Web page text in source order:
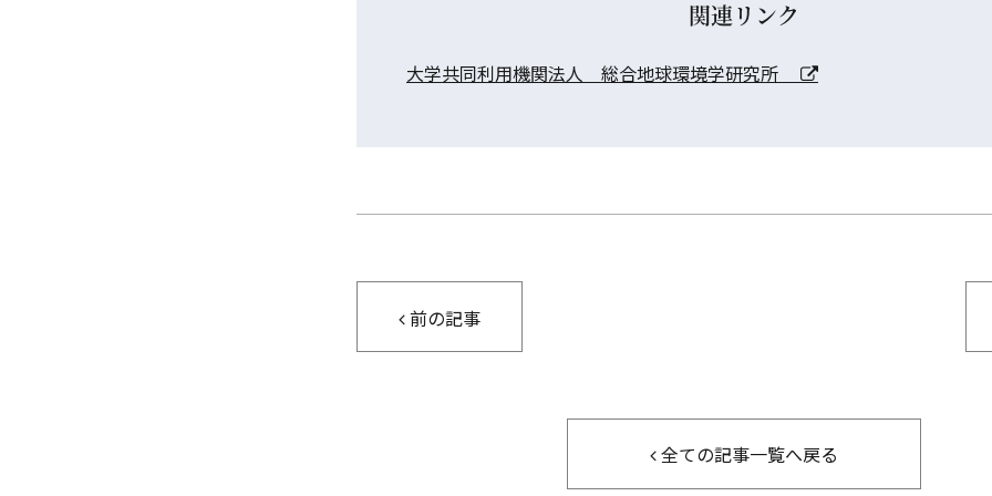
関連リンク
大学共同利用機関法人 総合地球環境学研究所
前の記事
全ての記事一覧へ戻る